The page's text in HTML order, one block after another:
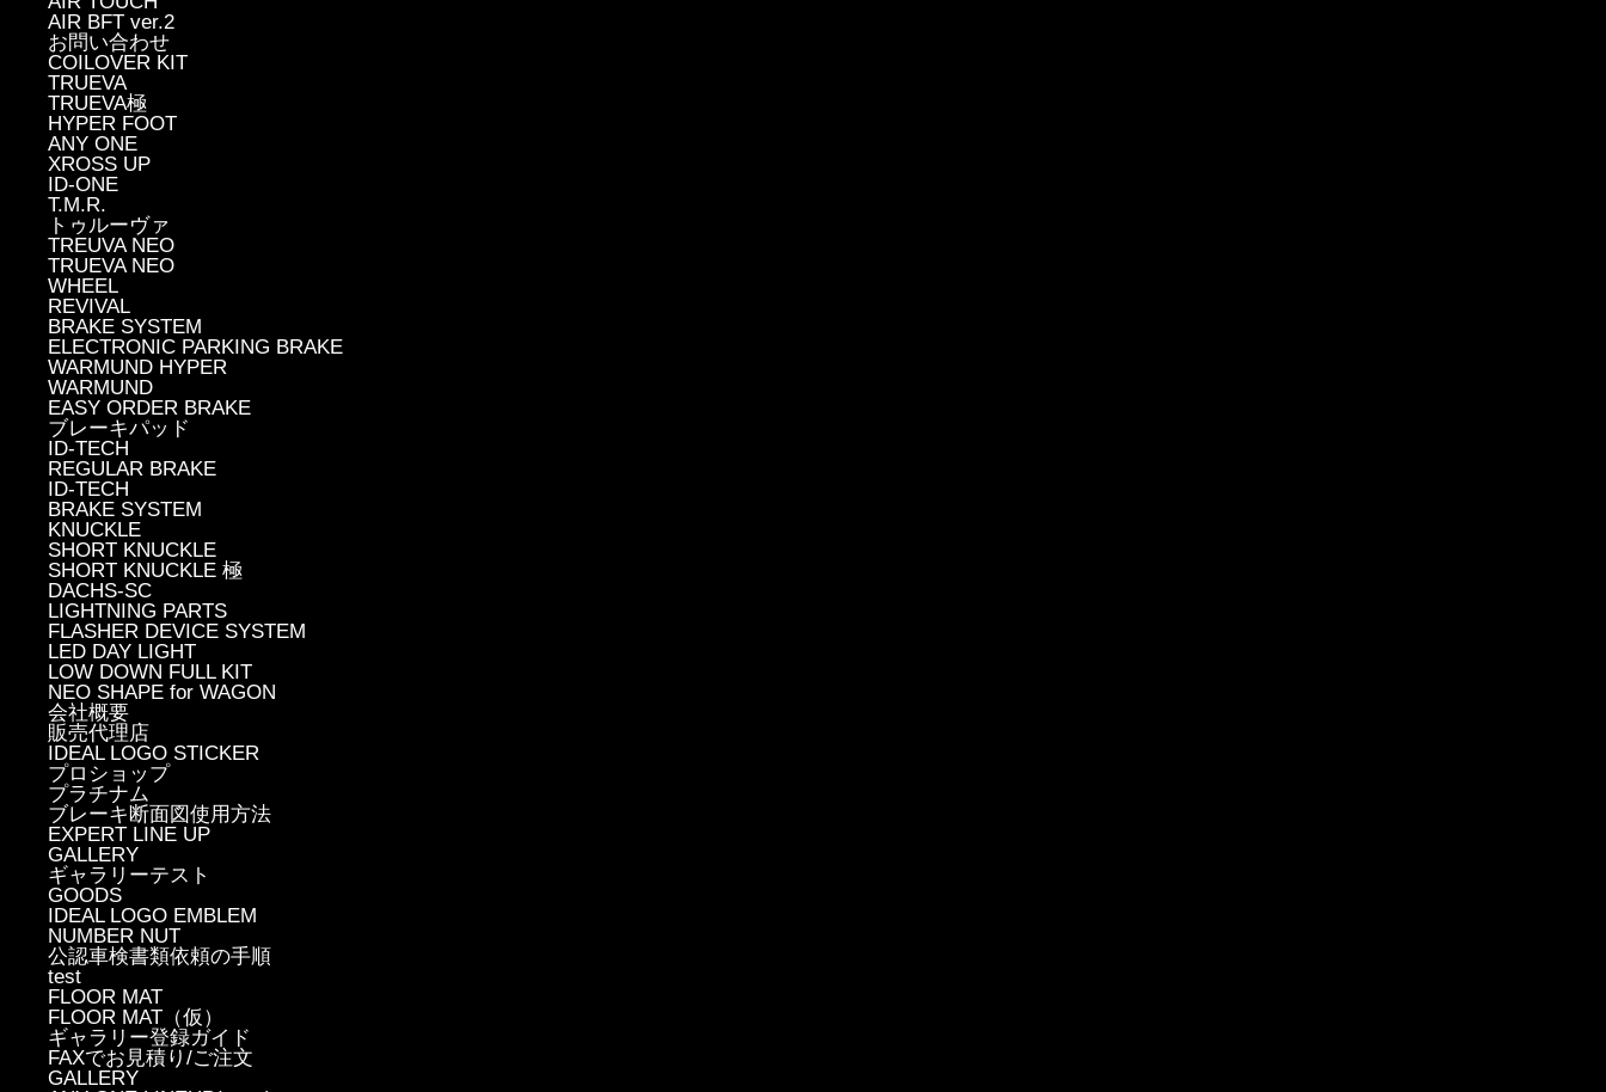
AIR BFT ver.2
お問い合わせ
COILOVER KIT
TRUEVA
TRUEVA極
HYPER FOOT
ANY ONE
XROSS UP
ID-ONE
T.M.R.
トゥルーヴァ
TREUVA NEO
TRUEVA NEO
WHEEL
REVIVAL
BRAKE SYSTEM
ELECTRONIC PARKING BRAKE
WARMUND HYPER
WARMUND
EASY ORDER BRAKE
ブレーキパッド
ID-TECH
REGULAR BRAKE
ID-TECH
BRAKE SYSTEM
KNUCKLE
SHORT KNUCKLE
SHORT KNUCKLE 極
DACHS-SC
LIGHTNING PARTS
FLASHER DEVICE SYSTEM
LED DAY LIGHT
LOW DOWN FULL KIT
NEO SHAPE for WAGON
会社概要
販売代理店
IDEAL LOGO STICKER
プロショップ
プラチナム
ブレーキ断面図使用方法
EXPERT LINE UP
GALLERY
ギャラリーテスト
GOODS
IDEAL LOGO EMBLEM
NUMBER NUT
公認車検書類依頼の手順
test
FLOOR MAT
FLOOR MAT（仮）
ギャラリー登録ガイド
FAXでお見積り/ご注文
GALLERY